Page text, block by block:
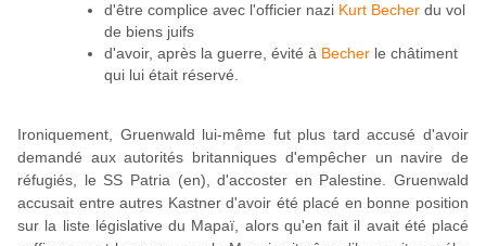
d'être complice avec l'officier nazi Kurt Becher du vol
de biens juifs
d'avoir, après la guerre, évité à Becher le châtiment
qui lui était réservé.
Ironiquement, Gruenwald lui-même fut plus tard accusé d'avoir
demandé aux autorités britanniques d'empêcher un navire de
réfugiés, le SS Patria (en), d'accoster en Palestine. Gruenwald
accusait entre autres Kastner d'avoir été placé en bonne position
sur la liste législative du Mapaï, alors qu'en fait il avait été placé